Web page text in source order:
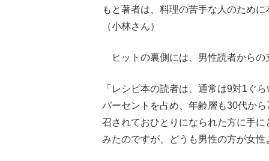
もと著者は、料理の苦手な人のため
（小林さん）
ヒットの裏側には、男性読者からの
「レシピ本の読者は、通常は9対1ぐ
パーセントを占め、年齢層も30代か
召されておひとりになられた方に手
みたのですが、どうも男性の方が女